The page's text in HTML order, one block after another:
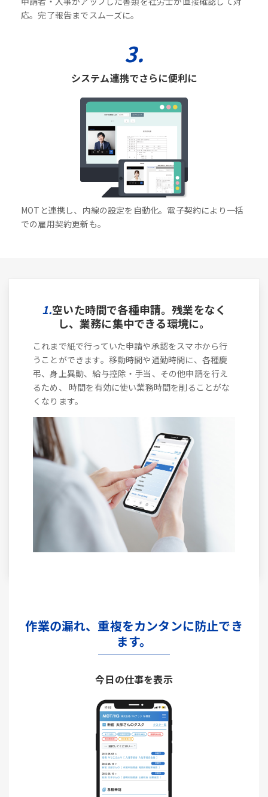
応。完了報告までスムーズに。
3.
システム連携でさらに便利に
MOTと連携し、内線の設定を自動化。電子契約により一括
での雇用契約更新も。
1.空いた時間で各種申請。残業をなく
し、業務に集中できる環境に。
これまで紙で行っていた申請や承認をスマホから行
うことができます。移動時間や通勤時間に、各種慶
弔、身上異動、給与控除・手当、その他申請を行え
るため、 時間を有効に使い業務時間を削ることがな
くなります。
作業の漏れ、重複をカンタンに防止でき
ます。
今日の仕事を表示